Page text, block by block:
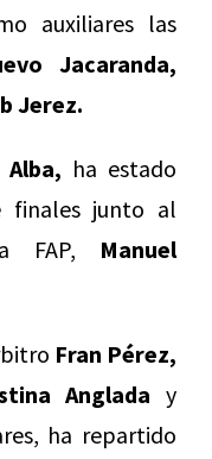
auxiliares las
Jacaranda,
Jerez.
Alba, ha estado
finales junto al
FAP, Manuel
Fran Pérez,
Anglada y
ha repartido